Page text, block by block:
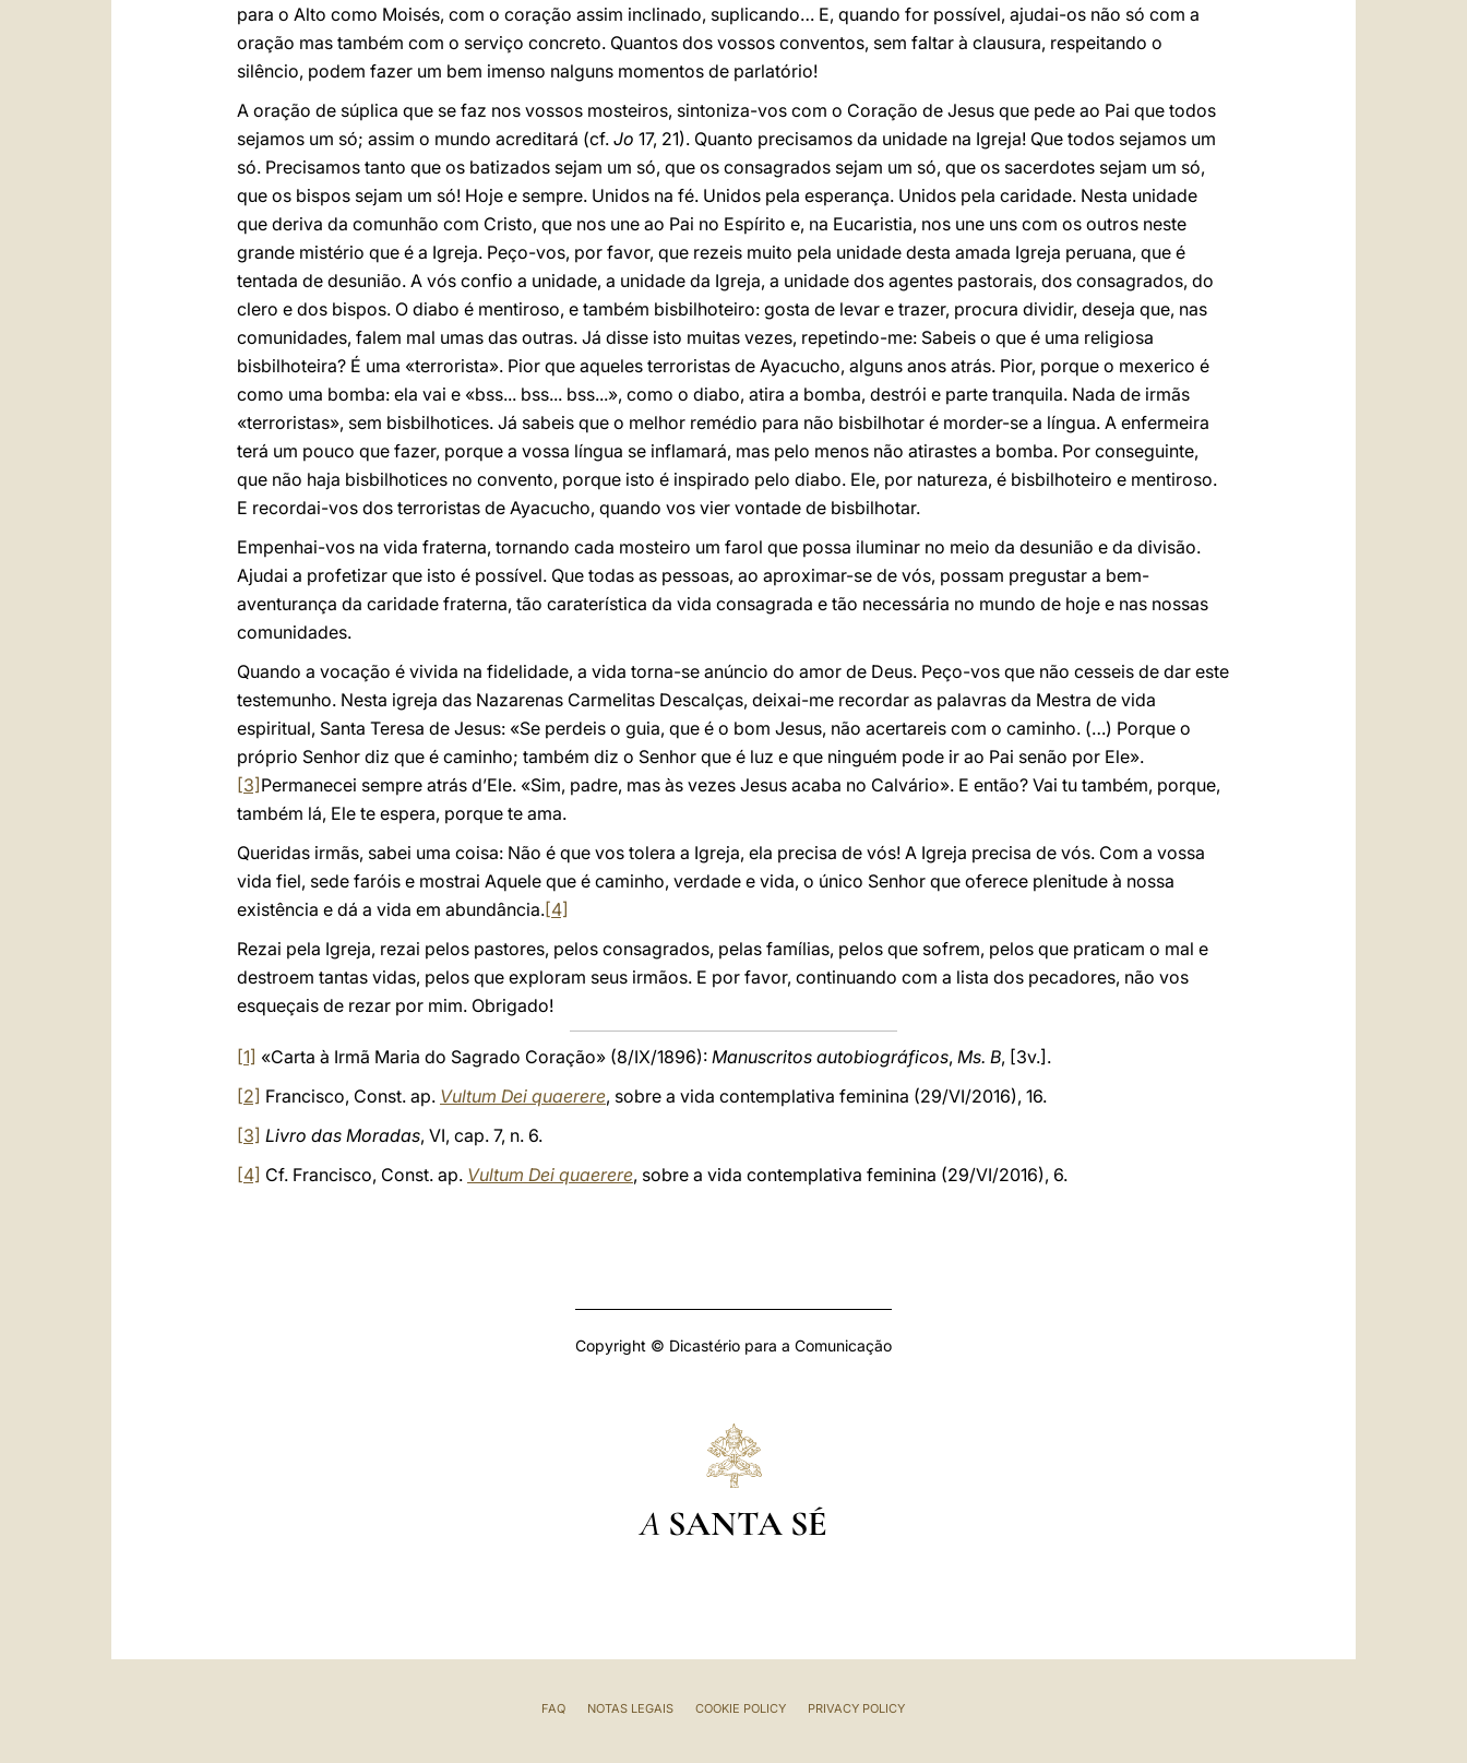
para o Alto como Moisés, com o coração assim inclinado, suplicando… E, quando for possível, ajudai-os não só com a
oração mas também com o serviço concreto. Quantos dos vossos conventos, sem faltar à clausura, respeitando o
silêncio, podem fazer um bem imenso nalguns momentos de parlatório!
A oração de súplica que se faz nos vossos mosteiros, sintoniza-vos com o Coração de Jesus que pede ao Pai que todos
sejamos um só; assim o mundo acreditará (cf. Jo 17, 21). Quanto precisamos da unidade na Igreja! Que todos sejamos um
só. Precisamos tanto que os batizados sejam um só, que os consagrados sejam um só, que os sacerdotes sejam um só,
que os bispos sejam um só! Hoje e sempre. Unidos na fé. Unidos pela esperança. Unidos pela caridade. Nesta unidade
que deriva da comunhão com Cristo, que nos une ao Pai no Espírito e, na Eucaristia, nos une uns com os outros neste
grande mistério que é a Igreja. Peço-vos, por favor, que rezeis muito pela unidade desta amada Igreja peruana, que é
tentada de desunião. A vós confio a unidade, a unidade da Igreja, a unidade dos agentes pastorais, dos consagrados, do
clero e dos bispos. O diabo é mentiroso, e também bisbilhoteiro: gosta de levar e trazer, procura dividir, deseja que, nas
comunidades, falem mal umas das outras. Já disse isto muitas vezes, repetindo-me: Sabeis o que é uma religiosa
bisbilhoteira? É uma «terrorista». Pior que aqueles terroristas de Ayacucho, alguns anos atrás. Pior, porque o mexerico é
como uma bomba: ela vai e «bss... bss... bss...», como o diabo, atira a bomba, destrói e parte tranquila. Nada de irmãs
«terroristas», sem bisbilhotices. Já sabeis que o melhor remédio para não bisbilhotar é morder-se a língua. A enfermeira
terá um pouco que fazer, porque a vossa língua se inflamará, mas pelo menos não atirastes a bomba. Por conseguinte,
que não haja bisbilhotices no convento, porque isto é inspirado pelo diabo. Ele, por natureza, é bisbilhoteiro e mentiroso.
E recordai-vos dos terroristas de Ayacucho, quando vos vier vontade de bisbilhotar.
Empenhai-vos na vida fraterna, tornando cada mosteiro um farol que possa iluminar no meio da desunião e da divisão.
Ajudai a profetizar que isto é possível. Que todas as pessoas, ao aproximar-se de vós, possam pregustar a bem-
aventurança da caridade fraterna, tão caraterística da vida consagrada e tão necessária no mundo de hoje e nas nossas
comunidades.
Quando a vocação é vivida na fidelidade, a vida torna-se anúncio do amor de Deus. Peço-vos que não cesseis de dar este
testemunho. Nesta igreja das Nazarenas Carmelitas Descalças, deixai-me recordar as palavras da Mestra de vida
espiritual, Santa Teresa de Jesus: «Se perdeis o guia, que é o bom Jesus, não acertareis com o caminho. (…) Porque o
próprio Senhor diz que é caminho; também diz o Senhor que é luz e que ninguém pode ir ao Pai senão por Ele».
[3] Permanecei sempre atrás d’Ele. «Sim, padre, mas às vezes Jesus acaba no Calvário». E então? Vai tu também, porque,
também lá, Ele te espera, porque te ama.
Queridas irmãs, sabei uma coisa: Não é que vos tolera a Igreja, ela precisa de vós! A Igreja precisa de vós. Com a vossa
vida fiel, sede faróis e mostrai Aquele que é caminho, verdade e vida, o único Senhor que oferece plenitude à nossa
existência e dá a vida em abundância.[4]
Rezai pela Igreja, rezai pelos pastores, pelos consagrados, pelas famílias, pelos que sofrem, pelos que praticam o mal e
destroem tantas vidas, pelos que exploram seus irmãos. E por favor, continuando com a lista dos pecadores, não vos
esqueçais de rezar por mim. Obrigado!
[1] «Carta à Irmã Maria do Sagrado Coração» (8/IX/1896): Manuscritos autobiográficos, Ms. B, [3v.].
[2] Francisco, Const. ap. Vultum Dei quaerere, sobre a vida contemplativa feminina (29/VI/2016), 16.
[3] Livro das Moradas, VI, cap. 7, n. 6.
[4] Cf. Francisco, Const. ap. Vultum Dei quaerere, sobre a vida contemplativa feminina (29/VI/2016), 6.
Copyright © Dicastério para a Comunicação
A SANTA SÉ
FAQ NOTAS LEGAIS COOKIE POLICY PRIVACY POLICY